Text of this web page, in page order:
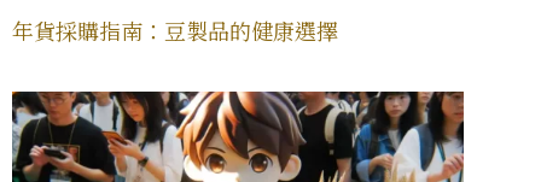
年貨採購指南：豆製品的健康選擇